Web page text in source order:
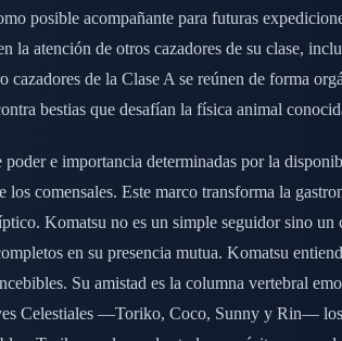
posible acompañante para futuras
la atención de otros cazadores de su clase,
de la Clase A se reúnen de forma
bestias que desafían la física animal
e importancia determinadas por la
comensales. Este marco transforma la
Komatsu no es un simple seguidor sino
en su presencia mutua. Komatsu
Su amistad es la columna vertebral
Celestiales —Toriko, Coco, Sunny y Rin—